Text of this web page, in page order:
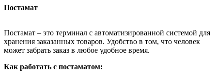
Постамат
Постамат – это терминал с автоматизированной системой для
хранения заказанных товаров. Удобство в том, что человек
может забрать заказ в любое удобное время.
Как работать с постаматом: